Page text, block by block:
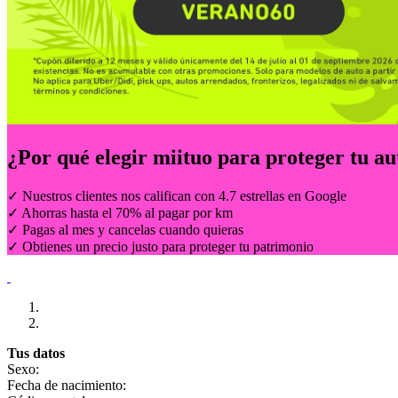
¿Por qué elegir miituo para proteger tu
✓ Nuestros clientes nos califican con 4.7 estrellas en Google
✓ Ahorras hasta el 70% al pagar por km
✓ Pagas al mes y cancelas cuando quieras
✓ Obtienes un precio justo para proteger tu patrimonio
Tus datos
Sexo:
Fecha de nacimiento: